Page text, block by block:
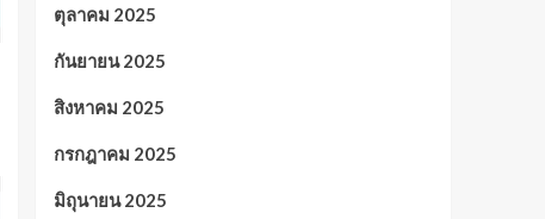
ตุลาคม 2025
กันยายน 2025
สิงหาคม 2025
กรกฎาคม 2025
มิถุนายน 2025